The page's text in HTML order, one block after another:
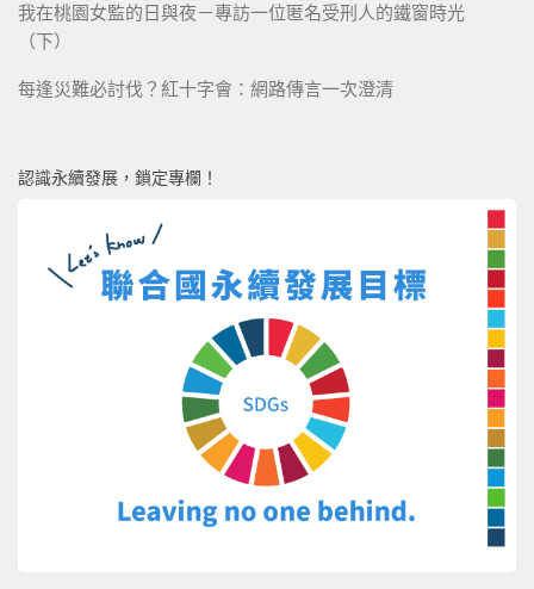
我在桃園女監的日與夜－專訪一位匿名受刑人的鐵窗時光
（下）
每逢災難必討伐？紅十字會：網路傳言一次澄清
認識永續發展，鎖定專欄！